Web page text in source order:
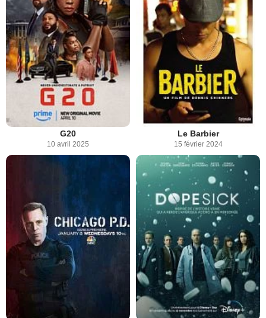
G20
10 avril 2025
Le Barbier
15 février 2024